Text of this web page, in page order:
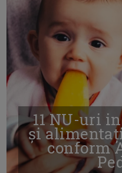
11 NU-uri
și
conform